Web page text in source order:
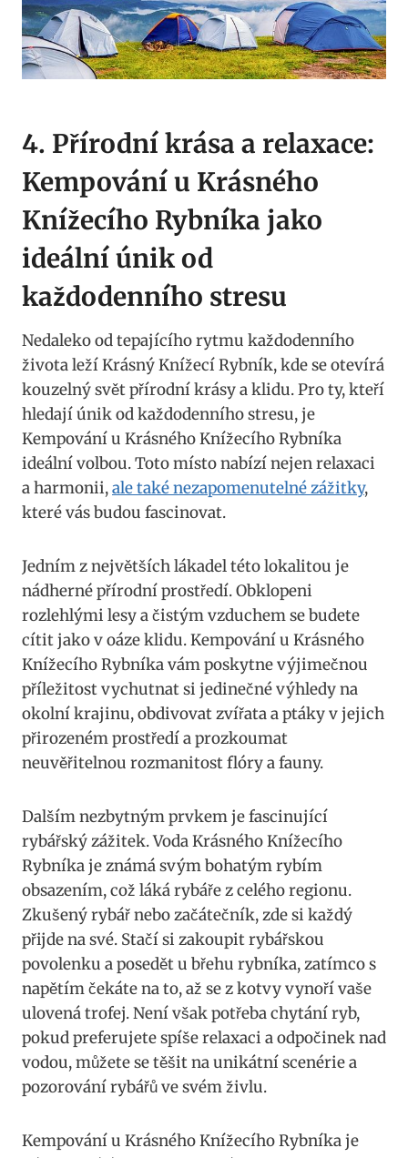
4. Přírodní krása a relaxace:
Kempování u Krásného
Knížecího Rybníka jako
ideální únik od
každodenního stresu
Nedaleko od tepajícího rytmu každodenního
života leží Krásný Knížecí Rybník, kde se otevírá
kouzelný svět přírodní krásy a klidu. Pro ty, kteří
hledají únik od každodenního stresu, je
Kempování u Krásného Knížecího Rybníka
ideální volbou. Toto místo nabízí nejen relaxaci
a harmonii,ale také nezapomenutelné zážitky,
které vás budou fascinovat.
Jedním z největších lákadel této lokalitou je
nádherné přírodní prostředí. Obklopeni
rozlehlými lesy a čistým vzduchem se budete
cítit jako v oáze klidu. Kempování u Krásného
Knížecího Rybníka vám poskytne výjimečnou
příležitost vychutnat si jedinečné výhledy na
okolní krajinu, obdivovat zvířata a ptáky v jejich
přirozeném prostředí a prozkoumat
neuvěřitelnou rozmanitost flóry a fauny.
Dalším nezbytným prvkem je fascinující
rybářský zážitek. Voda Krásného Knížecího
Rybníka je známá svým bohatým rybím
obsazením, což láká rybáře z celého regionu.
Zkušený rybář nebo začátečník, zde si každý
přijde na své. Stačí si zakoupit rybářskou
povolenku a posedět u břehu rybníka, zatímco s
napětím čekáte na to, až se z kotvy vynoří vaše
ulovená trofej. Není však potřeba chytání ryb,
pokud preferujete spíše relaxaci a odpočinek nad
vodou, můžete se těšit na unikátní scenérie a
pozorování rybářů ve svém živlu.
Kempování u Krásného Knížecího Rybníka je